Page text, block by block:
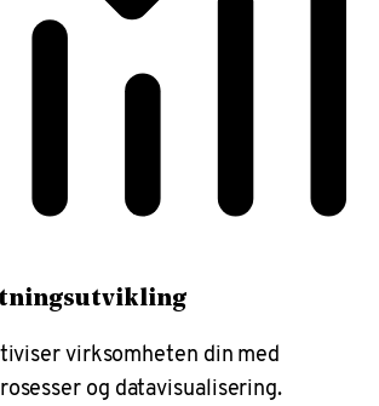
virksomheten din med
og datavisualisering.